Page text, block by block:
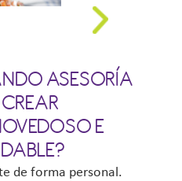
MOJARRA
ASESORÍA
E
de forma personal.